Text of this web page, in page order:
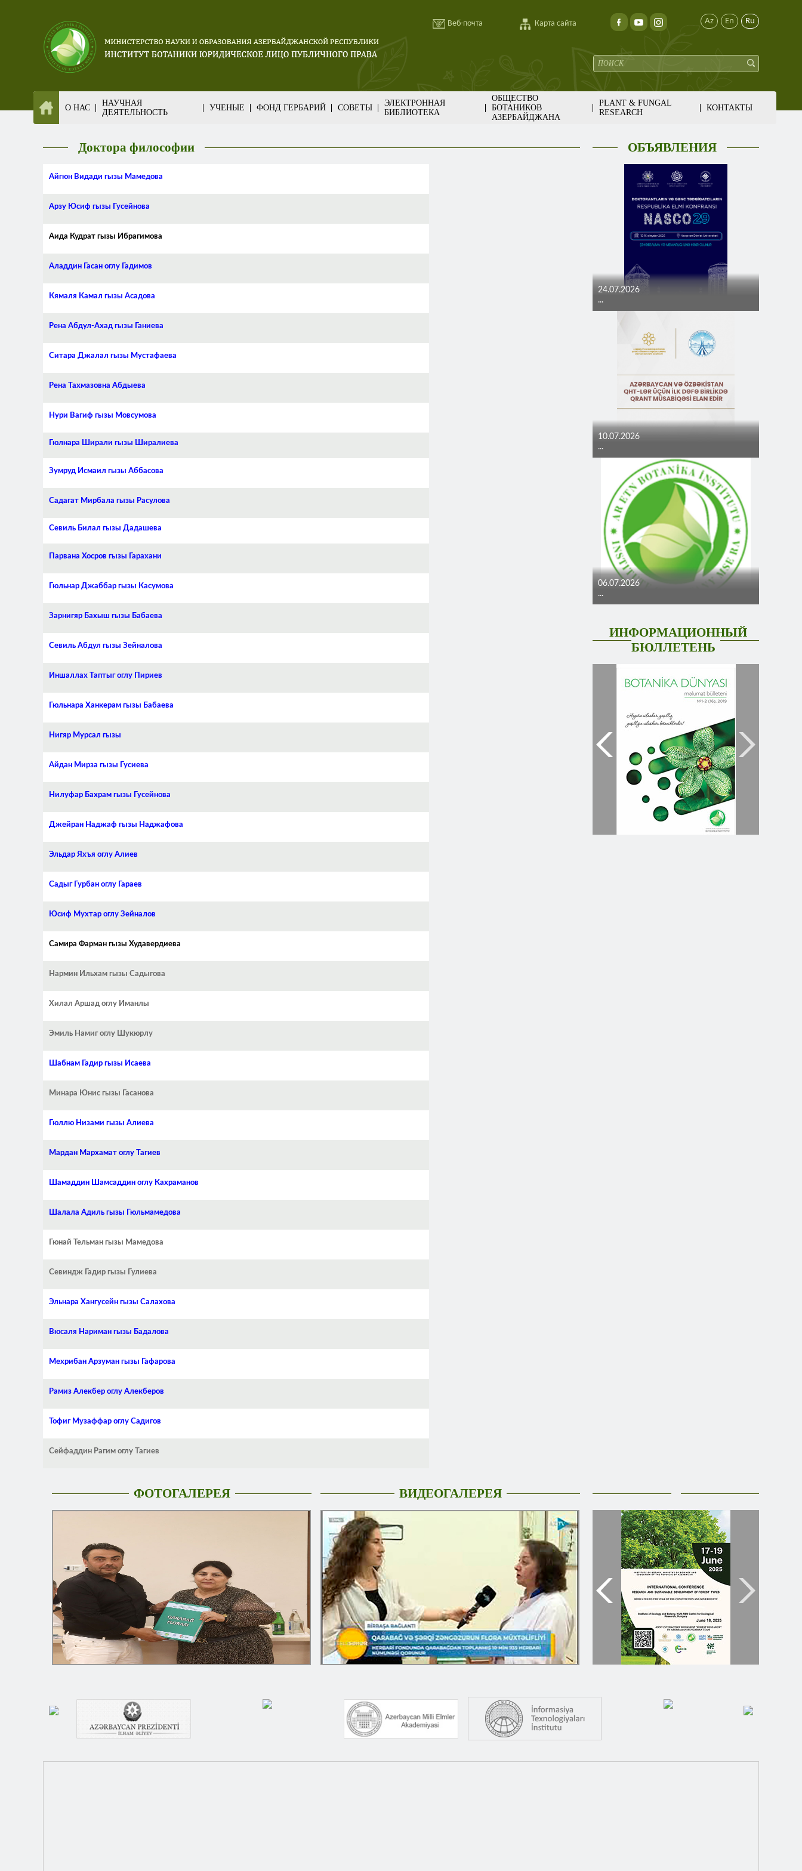
Веб-почта Карта сайта Az En Ru
О НАС
НАУЧНАЯ
ДЕЯТЕЛЬНОСТЬ
УЧЕНЫЕ ФОНД ГЕРБАРИЙ СОВЕТЫ
ЭЛЕКТРОННАЯ
БИБЛИОТЕКА
ОБЩЕСТВО
БОТАНИКОВ
АЗЕРБАЙДЖАНА
PLANT & FUNGAL
RESEARCH
КОНТАКТЫ
Доктора философии
Айгюн Видади гызы Мамедова
Арзу Юсиф гызы Гусейнова
Аида Кудрат гызы Ибрагимова
Аладдин Гасан оглу Гадимов
Кямаля Камал гызы Асадова
Рена Абдул-Ахад гызы Ганиева
Ситара Джалал гызы Мустафаева
Рена Тахмазовна Абдыева
Нури Вагиф гызы Мовсумова
Гюлнара Ширали гызы Ширалиева
Зумруд Исмаил гызы Аббасова
Садагат Мирбала гызы Расулова
Севиль Билал гызы Дадашева
Парвана Хосров гызы Гарахани
Гюльнар Джаббар гызы Касумова
Зарнигяр Бахыш гызы Бабаева
Севиль Абдул гызы Зейналова
Иншаллах Таптыг оглу Пириев
Гюльнара Ханкерам гызы Бабаева
Нигяр Мурсал гызы
Айдан Мирза гызы Гусиева
Нилуфар Бахрам гызы Гусейнова
Джейран Наджаф гызы Наджафова
Эльдар Яхъя оглу Алиев
Садыг Гурбан оглу Гараев
Юсиф Мухтар оглу Зейналов
Самира Фарман гызы Худавердиева
Нармин Ильхам гызы Садыгова
Хилал Аршад оглу Иманлы
Эмиль Намиг оглу Шукюрлу
Шабнам Гадир гызы Исаева
Минара Юнис гызы Гасанова
Гюллю Низами гызы Алиева
Мардан Мархамат оглу Тагиев
Шамаддин Шамсаддин оглу Кахраманов
Шалала Адиль гызы Гюльмамедова
Гюнай Тельман гызы Мамедова
Севиндж Гадир гызы Гулиева
Эльнара Хангусейн гызы Салахова
Вюсаля Нариман гызы Бадалова
Мехрибан Арзуман гызы Гафарова
Рамиз Алекбер оглу Алекберов
Тофиг Музаффар оглу Садигов
Сейфаддин Рагим оглу Тагиев
ОБЪЯВЛЕНИЯ
24.07.2026
...
10.07.2026
...
06.07.2026
...
ИНФОРМАЦИОННЫЙ
БЮЛЛЕТЕНЬ
ФОТОГАЛЕРЕЯ ВИДЕОГАЛЕРЕЯ